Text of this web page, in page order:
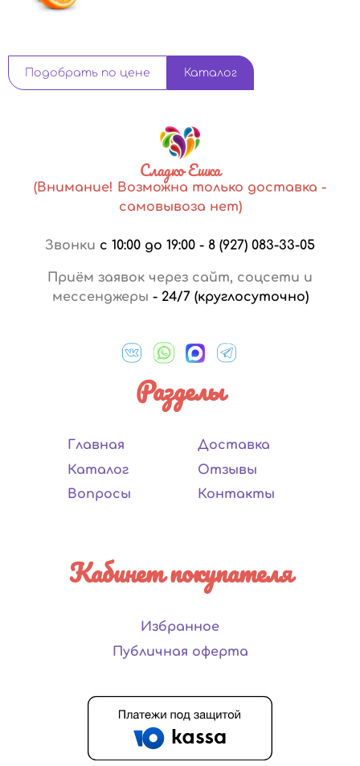
Подобрать по цене Каталог
Сладко Ешка
(Внимание! Возможна только доставка -
самовывоза нет)
Звонки с 10:00 до 19:00 - 8 (927) 083-33-05
Приём заявок через сайт, соцсети и
мессенджеры - 24/7 (круглосуточно)
Разделы
Главная
Каталог
Вопросы
Доставка
Отзывы
Контакты
Кабинет покупателя
Избранное
Публичная оферта